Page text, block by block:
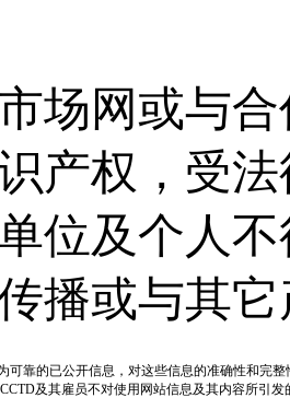
场网或与
产权，受
位及个人
播或与其
可靠的已公开信息，对这些信息的准确性和完
及其雇员不对使用网站信息及其内容所引